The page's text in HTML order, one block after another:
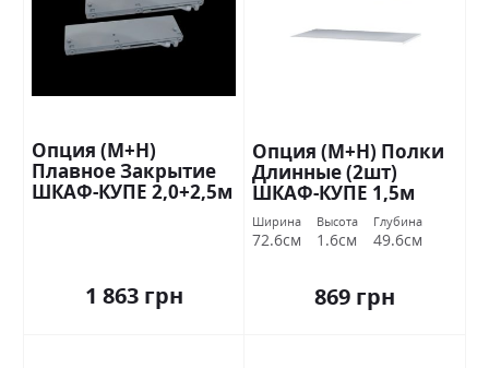
Опция (М+Н)
Плавное Закрытие
ШКАФ-КУПЕ 2,0+2,5м
1 863 грн
Опция (М+Н) Полки
Длинные (2шт)
ШКАФ-КУПЕ 1,5м
Стандарт
Ширина
72.6см
Высота
1.6см
Глубина
49.6см
869 грн